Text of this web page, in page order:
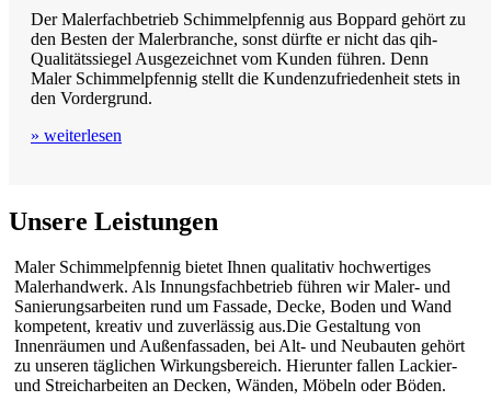
Der Malerfachbetrieb Schimmelpfennig aus Boppard gehört zu
den Besten der Malerbranche, sonst dürfte er nicht das qih-
Qualitätssiegel Ausgezeichnet vom Kunden führen. Denn
Maler Schimmelpfennig stellt die Kundenzufriedenheit stets in
den Vordergrund.
» weiterlesen
Unsere Leistungen
Maler Schimmelpfennig bietet Ihnen qualitativ hochwertiges
Malerhandwerk. Als Innungsfachbetrieb führen wir Maler- und
Sanierungsarbeiten rund um Fassade, Decke, Boden und Wand
kompetent, kreativ und zuverlässig aus.Die Gestaltung von
Innenräumen und Außenfassaden, bei Alt- und Neubauten gehört
zu unseren täglichen Wirkungsbereich. Hierunter fallen Lackier-
und Streicharbeiten an Decken, Wänden, Möbeln oder Böden.